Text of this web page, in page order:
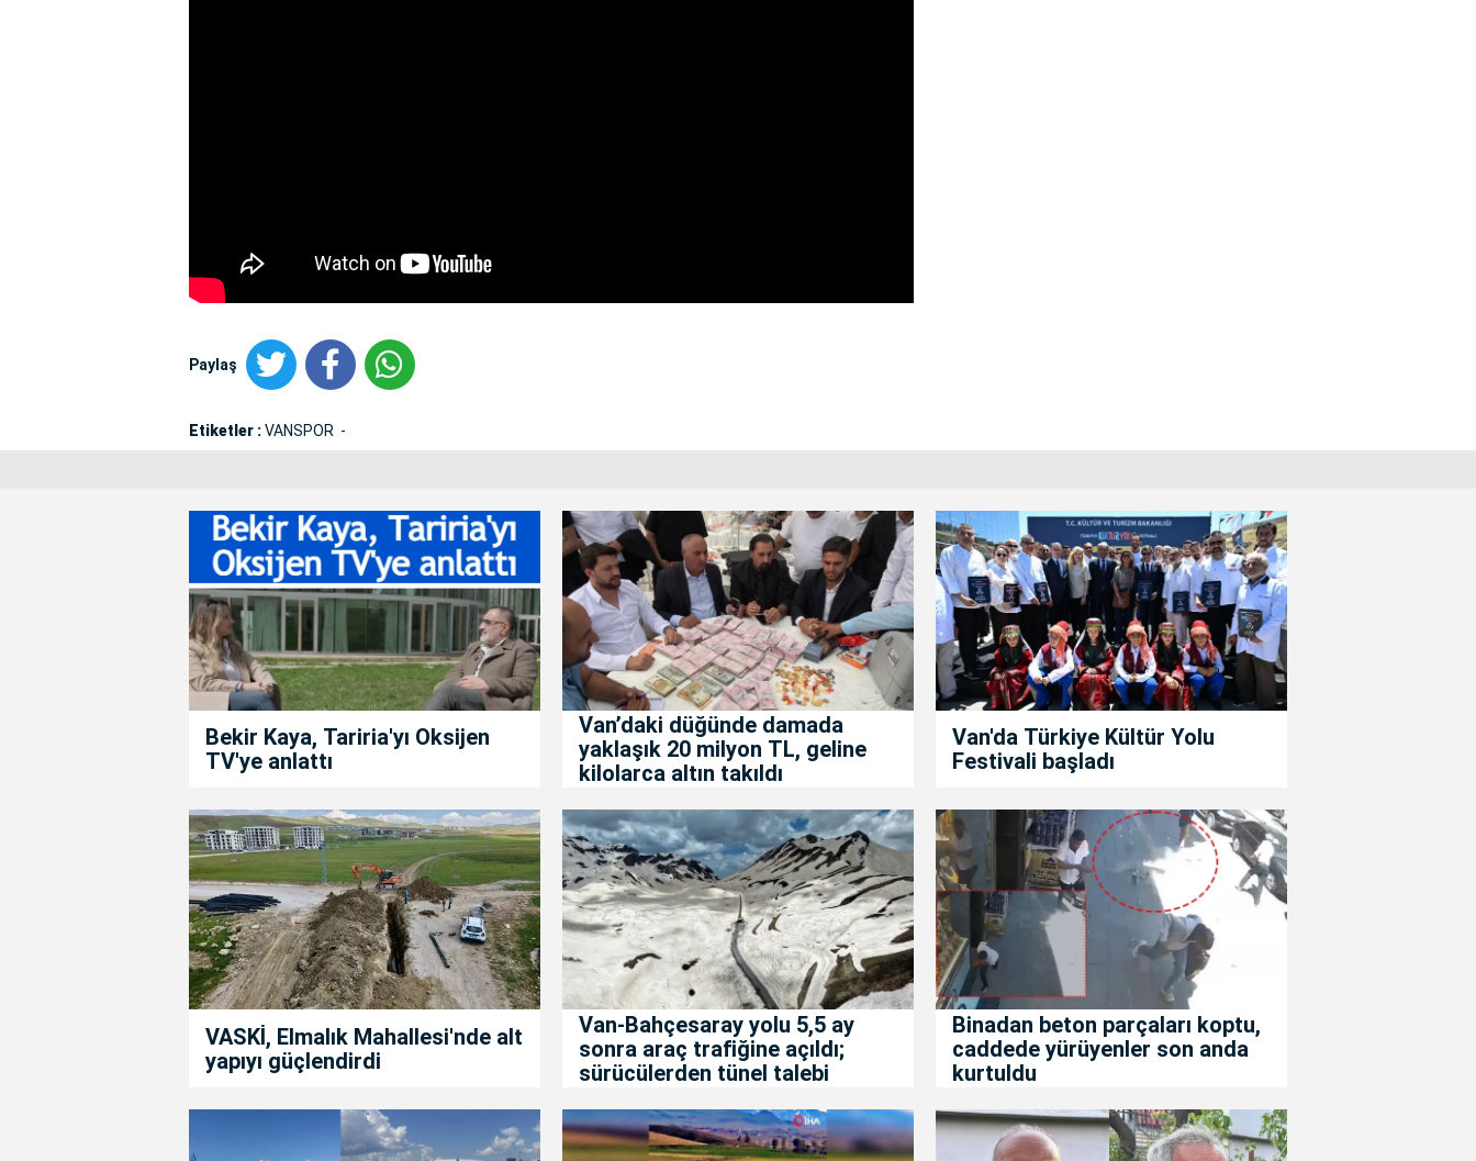
Paylaş
Etiketler :VANSPOR
Bekir Kaya, Tariria'yı Oksijen
TV'ye anlattı
Van’daki düğünde damada
yaklaşık 20 milyon TL, geline
kilolarca altın takıldı
Van'da Türkiye Kültür Yolu
Festivali başladı
VASKİ, Elmalık Mahallesi'nde alt
yapıyı güçlendirdi
Van-Bahçesaray yolu 5,5 ay
sonra araç trafiğine açıldı;
sürücülerden tünel talebi
Binadan beton parçaları koptu,
caddede yürüyenler son anda
kurtuldu